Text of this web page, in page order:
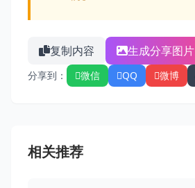
复制内容 生成分享图片
分享到： 微信 QQ 微博
相关推荐